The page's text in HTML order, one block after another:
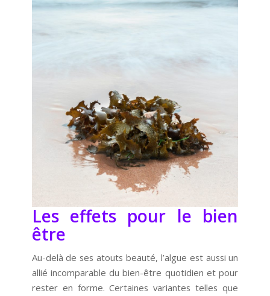
Les effets pour le bien
être
Au-delà de ses atouts beauté, l’algue est aussi un
allié incomparable du bien-être quotidien et pour
rester en forme. Certaines variantes telles que